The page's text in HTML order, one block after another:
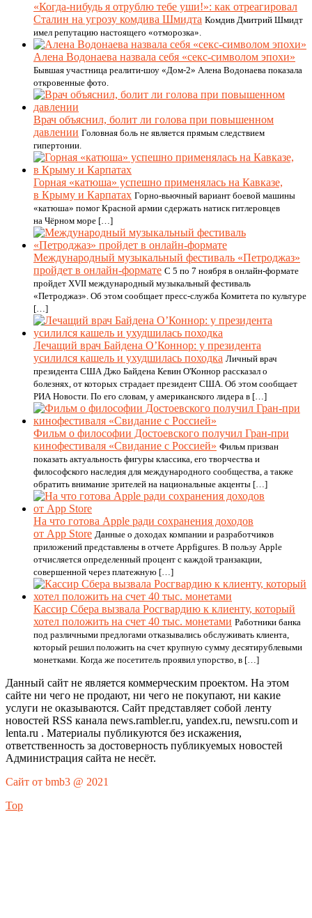
«Когда-нибудь я отрублю тебе уши!»: как отреагировал
Сталин на угрозу комдива Шмидта Комдив Дмитрий Шмидт
имел репутацию настоящего «отморозка».
Алена Водонаева назвала себя «секс-символом эпохи»
Бывшая участница реалити-шоу «Дом-2» Алена Водонаева показала
откровенные фото.
Врач объяснил, болит ли голова при повышенном
давлении Головная боль не является прямым следствием
гипертонии.
Горная «катюша» успешно применялась на Кавказе,
в Крыму и Карпатах Горно-вьючный вариант боевой машины
«катюша» помог Красной армии сдержать натиск гитлеровцев
на Чёрном море […]
Международный музыкальный фестиваль «Петроджаз»
пройдет в онлайн-формате С 5 по 7 ноября в онлайн-формате
пройдет XVII международный музыкальный фестиваль
«Петроджаз». Об этом сообщает пресс-служба Комитета по культуре
[…]
Лечащий врач Байдена О’Коннор: у президента
усилился кашель и ухудшилась походка Личный врач
президента США Джо Байдена Кевин О'Коннор рассказал о
болезнях, от которых страдает президент США. Об этом сообщает
РИА Новости. По его словам, у американского лидера в […]
Фильм о философии Достоевского получил Гран-при
кинофестиваля «Свидание с Россией» Фильм призван
показать актуальность фигуры классика, его творчества и
философского наследия для международного сообщества, а также
обратить внимание зрителей на национальные акценты […]
На что готова Apple ради сохранения доходов
от App Store Данные о доходах компании и разработчиков
приложений представлены в отчете Appfigures. В пользу Apple
отчисляется определенный процент с каждой транзакции,
совершенной через платежную […]
Кассир Сбера вызвала Росгвардию к клиенту, который
хотел положить на счет 40 тыс. монетами Работники банка
под различными предлогами отказывались обслуживать клиента,
который решил положить на счет крупную сумму десятирублевыми
монетками. Когда же посетитель проявил упорство, в […]
Данный сайт не является коммерческим проектом. На этом
сайте ни чего не продают, ни чего не покупают, ни какие
услуги не оказываются. Сайт представляет собой ленту
новостей RSS канала news.rambler.ru, yandex.ru, newsru.com и
lenta.ru . Материалы публикуются без искажения,
ответственность за достоверность публикуемых новостей
Администрация сайта не несёт.
Сайт от bmb3 @ 2021
Top